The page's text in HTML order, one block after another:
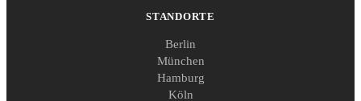
STANDORTE
Berlin
München
Hamburg
Köln